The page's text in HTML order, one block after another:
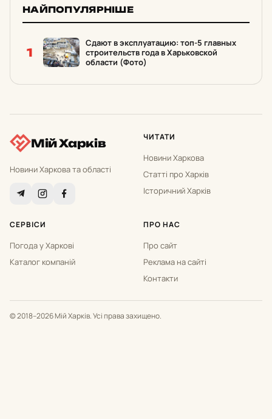
НАЙПОПУЛЯРНІШЕ
1
Сдают в эксплуатацию: топ-5 главных
строительств года в Харьковской
области (Фото)
Мій Харків
Новини Харкова та області
ЧИТАТИ
Новини Харкова
Статті про Харків
Історичний Харків
СЕРВІСИ
Погода у Харкові
Каталог компаній
ПРО НАС
Про сайт
Реклама на сайті
Контакти
© 2018–2026 Мій Харків. Усі права захищено.